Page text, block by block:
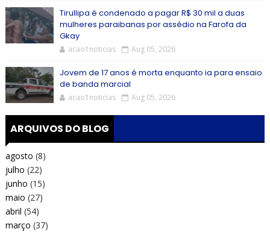
Tirullipa é condenado a pagar R$ 30 mil a duas
mulheres paraibanas por assédio na Farofa da
Gkay
acao1noticias Aug 05, 2026
Jovem de 17 anos é morta enquanto ia para ensaio
de banda marcial
acao1noticias Aug 05, 2026
ARQUIVOS DO BLOG
agosto (8)
julho (22)
junho (15)
maio (27)
abril (54)
março (37)